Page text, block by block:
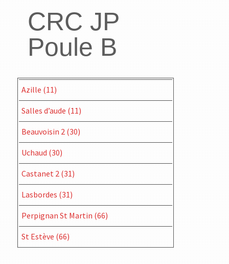
CRC JP
Poule B
Azille (11)
Salles d’aude (11)
Beauvoisin 2 (30)
Uchaud (30)
Castanet 2 (31)
Lasbordes (31)
Perpignan St Martin (66)
St Estève (66)